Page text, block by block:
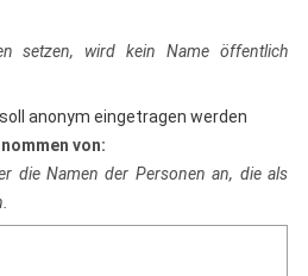
setzen, wird kein Name öffentlich
anonym eingetragen werden
von:
die Namen der Personen an, die als